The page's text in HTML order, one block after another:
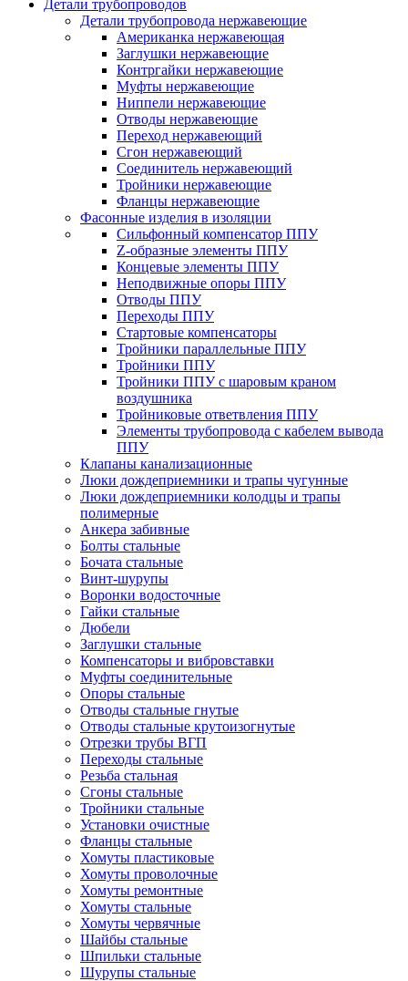
Детали трубопроводов
Детали трубопровода нержавеющие
Американка нержавеющая
Заглушки нержавеющие
Контргайки нержавеющие
Муфты нержавеющие
Ниппели нержавеющие
Отводы нержавеющие
Переход нержавеющий
Сгон нержавеющий
Соединитель нержавеющий
Тройники нержавеющие
Фланцы нержавеющие
Фасонные изделия в изоляции
Cильфонный компенсатор ППУ
Z-образные элементы ППУ
Концевые элементы ППУ
Неподвижные опоры ППУ
Отводы ППУ
Переходы ППУ
Стартовые компенсаторы
Тройники параллельные ППУ
Тройники ППУ
Тройники ППУ с шаровым краном
воздушника
Тройниковые ответвления ППУ
Элементы трубопровода с кабелем вывода
ППУ
Клапаны канализационные
Люки дождеприемники и трапы чугунные
Люки дождеприемники колодцы и трапы
полимерные
Анкера забивные
Болты стальные
Бочата стальные
Винт-шурупы
Воронки водосточные
Гайки стальные
Дюбели
Заглушки стальные
Компенсаторы и вибровставки
Муфты соединительные
Опоры стальные
Отводы стальные гнутые
Отводы стальные крутоизогнутые
Отрезки трубы ВГП
Переходы стальные
Резьба стальная
Сгоны стальные
Тройники стальные
Установки очистные
Фланцы стальные
Хомуты пластиковые
Хомуты проволочные
Хомуты ремонтные
Хомуты стальные
Хомуты червячные
Шайбы стальные
Шпильки стальные
Шурупы стальные